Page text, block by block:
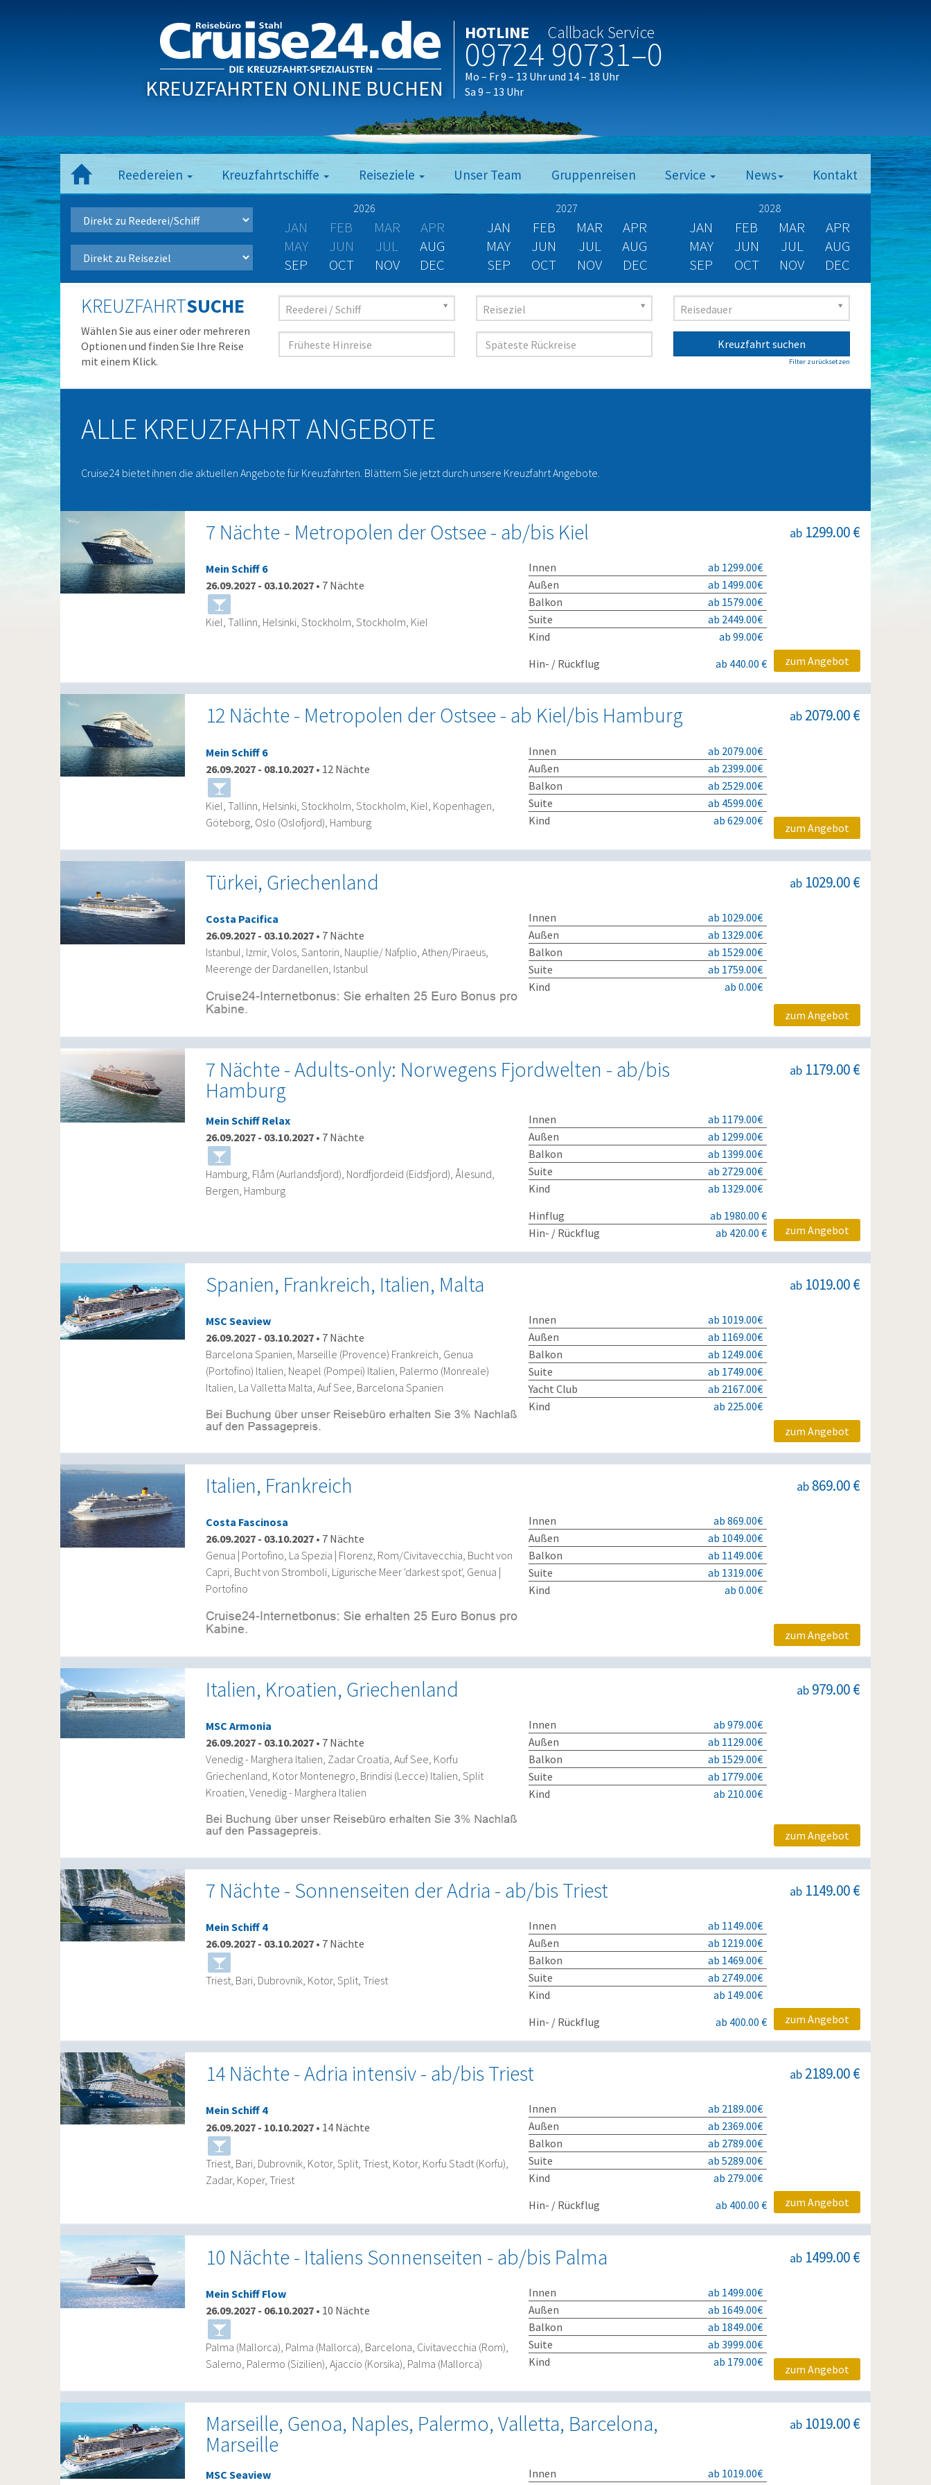
KREUZFAHRTEN ONLINE BUCHEN
HOTLINE Callback Service
09724 90731–0
Mo – Fr 9 – 13 Uhr und 14 – 18 Uhr
Sa 9 – 13 Uhr
Reedereien Kreuzfahrtschiffe Reiseziele Unser Team Gruppenreisen Service News Kontakt
2026
JAN FEB MAR
APR
MAY
JUN JUL
AUG
SEP
OCT NOV DEC
2027
JAN FEB MAR
APR
MAY
JUN JUL
AUG
SEP
OCT NOV DEC
2028
JAN FEB MAR
APR
MAY
JUN JUL
AUG
SEP
OCT NOV DEC
KREUZFAHRTSUCHE
Wählen Sie aus einer oder mehreren
Optionen und finden Sie Ihre Reise
mit einem Klick.
Reederei / Schiff Reiseziel Reisedauer
Kreuzfahrt suchen
Filter zurücksetzen
ALLE KREUZFAHRT ANGEBOTE
Cruise24 bietet ihnen die aktuellen Angebote für Kreuzfahrten. Blättern Sie jetzt durch unsere Kreuzfahrt Angebote.
7 Nächte - Metropolen der Ostsee - ab/bis Kiel ab 1299.00 €
Mein Schiff 6
26.09.2027 - 03.10.2027 • 7 Nächte
Kiel, Tallinn, Helsinki, Stockholm, Stockholm, Kiel
Innen
ab 1299.00€
Außen
ab 1499.00€
Balkon
ab 1579.00€
Suite
ab 2449.00€
Kind
ab 99.00€
Hin- / Rückflug
ab 440.00 € zum Angebot
12 Nächte - Metropolen der Ostsee - ab Kiel/bis Hamburg ab 2079.00 €
Mein Schiff 6
26.09.2027 - 08.10.2027 • 12 Nächte
Kiel, Tallinn, Helsinki, Stockholm, Stockholm, Kiel, Kopenhagen,
Göteborg, Oslo (Oslofjord), Hamburg
Innen
ab 2079.00€
Außen
ab 2399.00€
Balkon
ab 2529.00€
Suite
ab 4599.00€
Kind
ab 629.00€
zum Angebot
Türkei, Griechenland ab 1029.00 €
Costa Pacifica
26.09.2027 - 03.10.2027 • 7 Nächte
Istanbul, Izmir, Volos, Santorin, Nauplie/ Nafplio, Athen/Piraeus,
Meerenge der Dardanellen, Istanbul
Innen
ab 1029.00€
Außen
ab 1329.00€
Balkon
ab 1529.00€
Suite
ab 1759.00€
Kind
ab 0.00€
zum Angebot
7 Nächte - Adults-only: Norwegens Fjordwelten - ab/bis
Hamburg
ab 1179.00 €
Mein Schiff Relax
26.09.2027 - 03.10.2027 • 7 Nächte
Hamburg, Flåm (Aurlandsfjord), Nordfjordeid (Eidsfjord), Ålesund,
Bergen, Hamburg
Innen
ab 1179.00€
Außen
ab 1299.00€
Balkon
ab 1399.00€
Suite
ab 2729.00€
Kind
ab 1329.00€
Hinflug
ab 1980.00 €
Hin- / Rückflug
ab 420.00 € zum Angebot
Spanien, Frankreich, Italien, Malta ab 1019.00 €
MSC Seaview
26.09.2027 - 03.10.2027 • 7 Nächte
Barcelona Spanien, Marseille (Provence) Frankreich, Genua
(Portofino) Italien, Neapel (Pompei) Italien, Palermo (Monreale)
Italien, La Valletta Malta, Auf See, Barcelona Spanien
Innen
ab 1019.00€
Außen
ab 1169.00€
Balkon
ab 1249.00€
Suite
ab 1749.00€
Yacht Club
ab 2167.00€
Kind
ab 225.00€
zum Angebot
Italien, Frankreich ab 869.00 €
Costa Fascinosa
26.09.2027 - 03.10.2027 • 7 Nächte
Genua | Portofino, La Spezia | Florenz, Rom/Civitavecchia, Bucht von
Capri, Bucht von Stromboli, Ligurische Meer 'darkest spot', Genua |
Portofino
Innen
ab 869.00€
Außen
ab 1049.00€
Balkon
ab 1149.00€
Suite
ab 1319.00€
Kind
ab 0.00€
zum Angebot
Italien, Kroatien, Griechenland ab 979.00 €
MSC Armonia
26.09.2027 - 03.10.2027 • 7 Nächte
Venedig - Marghera Italien, Zadar Croatia, Auf See, Korfu
Griechenland, Kotor Montenegro, Brindisi (Lecce) Italien, Split
Kroatien, Venedig - Marghera Italien
Innen
ab 979.00€
Außen
ab 1129.00€
Balkon
ab 1529.00€
Suite
ab 1779.00€
Kind
ab 210.00€
zum Angebot
7 Nächte - Sonnenseiten der Adria - ab/bis Triest ab 1149.00 €
Mein Schiff 4
26.09.2027 - 03.10.2027 • 7 Nächte
Triest, Bari, Dubrovnik, Kotor, Split, Triest
Innen
ab 1149.00€
Außen
ab 1219.00€
Balkon
ab 1469.00€
Suite
ab 2749.00€
Kind
ab 149.00€
Hin- / Rückflug
ab 400.00 € zum Angebot
14 Nächte - Adria intensiv - ab/bis Triest ab 2189.00 €
Mein Schiff 4
26.09.2027 - 10.10.2027 • 14 Nächte
Triest, Bari, Dubrovnik, Kotor, Split, Triest, Kotor, Korfu Stadt (Korfu),
Zadar, Koper, Triest
Innen
ab 2189.00€
Außen
ab 2369.00€
Balkon
ab 2789.00€
Suite
ab 5289.00€
Kind
ab 279.00€
Hin- / Rückflug
ab 400.00 € zum Angebot
10 Nächte - Italiens Sonnenseiten - ab/bis Palma ab 1499.00 €
Mein Schiff Flow
26.09.2027 - 06.10.2027 • 10 Nächte
Palma (Mallorca), Palma (Mallorca), Barcelona, Civitavecchia (Rom),
Salerno, Palermo (Sizilien), Ajaccio (Korsika), Palma (Mallorca)
Innen
ab 1499.00€
Außen
ab 1649.00€
Balkon
ab 1849.00€
Suite
ab 3999.00€
Kind
ab 179.00€
zum Angebot
Marseille, Genoa, Naples, Palermo, Valletta, Barcelona,
Marseille
ab 1019.00 €
MSC Seaview
Innen
ab 1019.00€